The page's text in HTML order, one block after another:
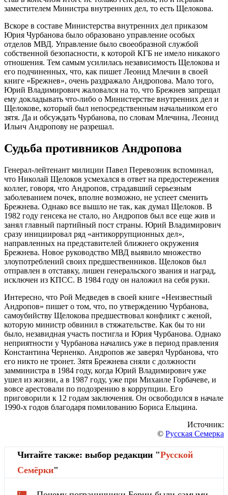
заместителем Министра внутренних дел, то есть Щелокова.
Вскоре в составе Министерства внутренних дел приказом
Юрия Чурбанова было образовано управление особых
отделов МВД. Управление было своеобразной службой
собственной безопасности, к которой КГБ не имело никакого
отношения. Тем самым усилилась независимость Щелокова и
его подчиненных, что, как пишет Леонид Млечин в своей
книге «Брежнев», очень раздражало Андропова. Мало того,
Юрий Владимирович жаловался на то, что Брежнев запрещал
ему докладывать что-либо о Министерстве внутренних дел и
Щелокове, который был непосредственным начальником его
зятя. Да и обсуждать Чурбанова, по словам Млечина, Леонид
Ильич Андропову не разрешал.
Судьба противников Андропова
Генерал-лейтенант милиции Павел Перевозник вспоминал,
что Николай Щелоков усмехался в ответ на предостережения
коллег, говоря, что Андропов, страдавший серьезным
заболеванием почек, вполне возможно, не успеет сменить
Брежнева. Однако все вышло не так, как думал Щелоков. В
1982 году генсека не стало, но Андропов был все еще жив и
занял главный партийный пост страны. Юрий Владимирович
сразу инициировал ряд «антикоррупционных дел»,
направленных на представителей ближнего окружения
Брежнева. Новое руководство МВД выявило множество
злоупотреблений своих предшественников. Щелоков был
отправлен в отставку, лишен генеральского звания и наград,
исключен из КПСС. В 1984 году он наложил на себя руки.
Интересно, что Рой Медведев в своей книге «Неизвестный
Андропов» пишет о том, что, по утверждению Чурбанова,
самоубийству Щелокова предшествовал конфликт с женой,
которую министр обвинил в стяжательстве. Как бы то ни
было, незавидная участь постигла и Юрия Чурбанова. Однако
неприятности у Чурбанова начались уже в период правления
Константина Черненко. Андропов же заверял Чурбанова, что
его никто не тронет. Зятя Брежнева сняли с должности
замминистра в 1984 году, когда Юрий Владимирович уже
ушел из жизни, а в 1987 году, уже при Михаиле Горбачеве, и
вовсе арестовали по подозрению в коррупции. Его
приговорили к 12 годам заключения. Он освободился в начале
1990-х годов благодаря помилованию Бориса Ельцина.
Источник:
© Русская Семерка
Читайте также: выбор редакции "Русской
Cемёрки"